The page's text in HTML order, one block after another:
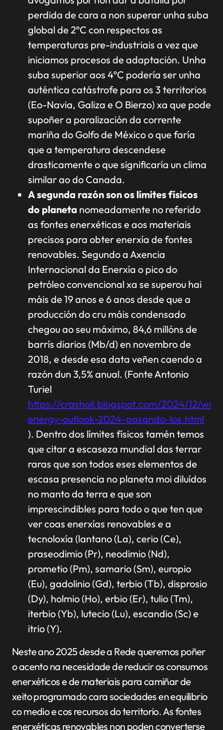
perdida de cara a non superar unha suba
global de 2ºC con respectos as
temperaturas pre-industriais a vez que
iniciamos procesos de adaptación. Unha
suba superior aos 4ºC podería ser unha
auténtica catástrofe para os 3 territorios
(Eo-Navia, Galiza e O Bierzo) xa que pode
supoñer a paralización da corrente
mariña do Golfo de México o que faría
que a temperatura descendese
drasticamente o que significaría un clima
similar ao do Canada.
A segunda razón son os límites físicos
do planeta nomeadamente no referido
as fontes enerxéticas e aos materiais
precisos para obter enerxía de fontes
renovables. Segundo a Axencia
Internacional da Enerxía o pico do
petróleo convencional xa se superou hai
máis de 19 anos e 6 anos desde que a
producción do cru máis condensado
chegou ao seu máximo, 84,6 millóns de
barrís diarios (Mb/d) en novembro de
2018, e desde esa data veñen caendo a
razón dun 3,5% anual. (Fonte Antonio
Turiel
https://crashoil.blogspot.com/2024/12/
energy-outlook-2024-pasando-los.html
). Dentro dos límites físicos tamén temos
que citar a escaseza mundial das terrar
raras que son todos eses elementos de
escasa presencia no planeta moi diluídos
no manto da terra e que son
imprescindibles para todo o que ten que
ver coas enerxías renovables e a
tecnoloxía (lantano (La), cerio (Ce),
praseodimio (Pr), neodimio (Nd),
prometio (Pm), samario (Sm), europio
(Eu), gadolinio (Gd), terbio (Tb), disprosio
(Dy), holmio (Ho), erbio (Er), tulio (Tm),
iterbio (Yb), lutecio (Lu), escandio (Sc) e
itrio (Y).
Neste ano 2025 desde a Rede queremos poñer
o acento na necesidade de reducir os consumos
enerxéticos e de materiais para camiñar de
xeito programado cara sociedades en equilibrio
co medio e cos recursos do territorio. As fontes
enerxéticas renovables non poden converterse